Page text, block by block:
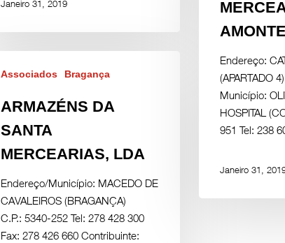
Janeiro 31, 2019
Endereço:
(APARTADO 4)
Município:
HOSPITAL
951 Tel: 238
Janeiro 31,
Associados Bragança
ARMAZÉNS DA
SANTA
MERCEARIAS, LDA
Endereço/Município: MACEDO DE
CAVALEIROS (BRAGANÇA)
C.P.: 5340-252 Tel: 278 428 300
Fax: 278 426 660 Contribuinte: